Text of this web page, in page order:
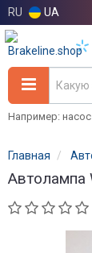
RU UA
Например: насос
Главная
Автолампа